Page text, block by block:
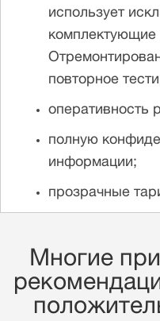
использует
комплектующие
повторное
оперативность
полную
информации;
прозрачные
Многие